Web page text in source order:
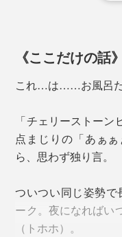
その気持ちよさを例
うな感覚」です。
《ここだけの話
これ…は……お風呂だ
「チェリーストー
点まじりの「あぁ
ら、思わず独り言。
ついつい同じ姿勢で
ーク。夜になればい
（トホホ）。